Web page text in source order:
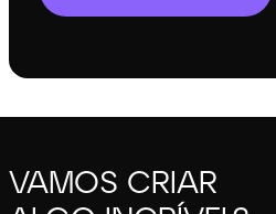
VAMOS CRIAR